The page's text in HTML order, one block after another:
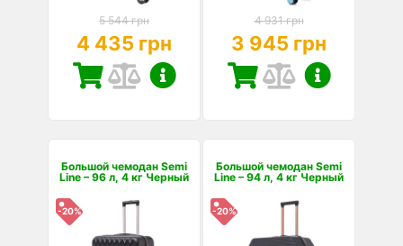
5 544 грн
4 435 грн
4 931 грн
3 945 грн
Большой чемодан Semi
Line – 96 л, 4 кг Черный
-20%
Большой чемодан Semi
Line – 94 л, 4 кг Черный
-20%